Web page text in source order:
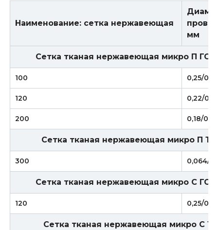
Наименование: сетка нержавеющая
мм
Сетка тканая нержавеющая микро П
100 0,25/0,16
120 0,22/0,16
200 0,18/0,12
Сетка тканая нержавеющая микро П
300 0,064/
Сетка тканая нержавеющая микро С
120 0,25/0,16
Сетка тканая нержавеющая микро С ТУ